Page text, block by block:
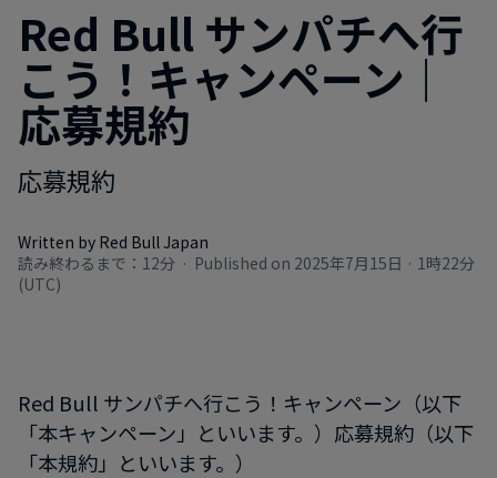
Red Bull サンパチへ行
こう！キャンペーン｜
応募規約
応募規約
Written by Red Bull Japan
読み終わるまで：12分
Published on 2025年7月15日 · 1時22分
(UTC)
Red Bull サンパチへ行こう！キャンペーン（以下
「本キャンペーン」といいます。）応募規約（以下
「本規約」といいます。）